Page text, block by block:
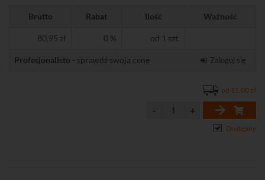
Brutto Rabat Ilość Ważność
80,95 zł 0 % od 1 szt.
Profesjonalisto - sprawdź swoją cenę Zaloguj się
od 11,00 zł
Dostępny